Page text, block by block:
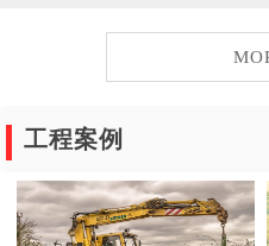
工程案例